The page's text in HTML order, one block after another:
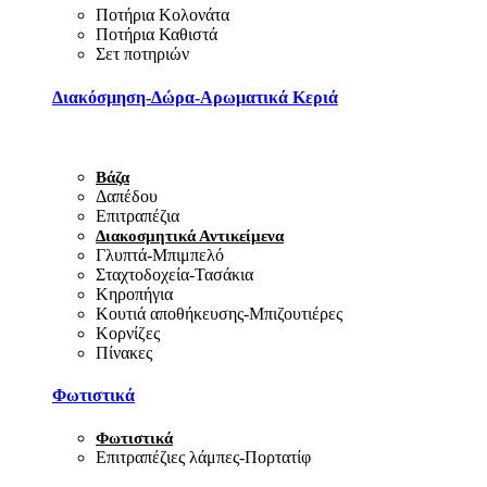
Ποτήρια Κολονάτα
Ποτήρια Καθιστά
Σετ ποτηριών
Διακόσμηση-Δώρα-Αρωματικά Κεριά
Βάζα
Δαπέδου
Επιτραπέζια
Διακοσμητικά Αντικείμενα
Γλυπτά-Μπιμπελό
Σταχτοδοχεία-Τασάκια
Κηροπήγια
Κουτιά αποθήκευσης-Μπιζουτιέρες
Κορνίζες
Πίνακες
Φωτιστικά
Φωτιστικά
Επιτραπέζιες λάμπες-Πορτατίφ